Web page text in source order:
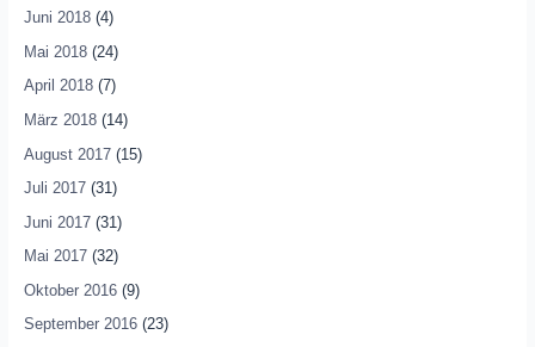
Juni 2018(4)
Mai 2018(24)
April 2018(7)
März 2018(14)
August 2017(15)
Juli 2017(31)
Juni 2017(31)
Mai 2017(32)
Oktober 2016(9)
September 2016(23)